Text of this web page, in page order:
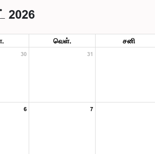
வெள். சனி
30 31
6 7